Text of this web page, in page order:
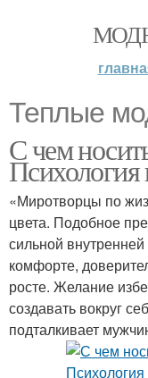
Теплые
С чем
Психология
«Миротворцы по
цвета. Подобное
сильной
комфорте,
росте. Желание
создавать вокруг
подталкивает